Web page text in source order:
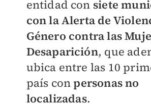
entidad con siete
con la Alerta de
Género contra las
Desaparición, que
ubica entre las 10
país conpersonas no
localizadas.